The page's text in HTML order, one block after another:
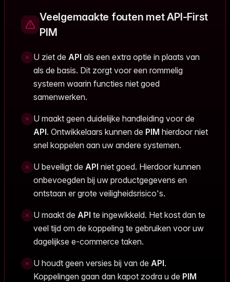
Veelgemaakte fouten met API-First
PIM
U ziet de API als een extra optie in plaats van
als de basis. Dit zorgt voor een rommelig
systeem waarin functies niet goed
samenwerken.
U maakt geen duidelijke handleiding voor de
API. Ontwikkelaars kunnen de PIM hierdoor niet
snel koppelen aan uw andere systemen.
U beveiligt de API niet goed. Hierdoor kunnen
onbevoegden bij uw productgegevens en
ontstaan er grote veiligheidsrisico's.
U maakt de API te ingewikkeld. Het kost dan te
veel tijd om de koppeling te gebruiken voor uw
dagelijkse e-commerce taken.
U houdt geen versies bij van de API.
Koppelingen gaan dan kapot zodra u de PIM